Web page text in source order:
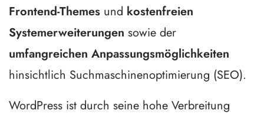
Frontend-Themes und kostenfreien
Systemerweiterungen sowie der
umfangreichen Anpassungsmöglichkeiten
hinsichtlich Suchmaschinenoptimierung (SEO).
WordPress ist durch seine hohe Verbreitung